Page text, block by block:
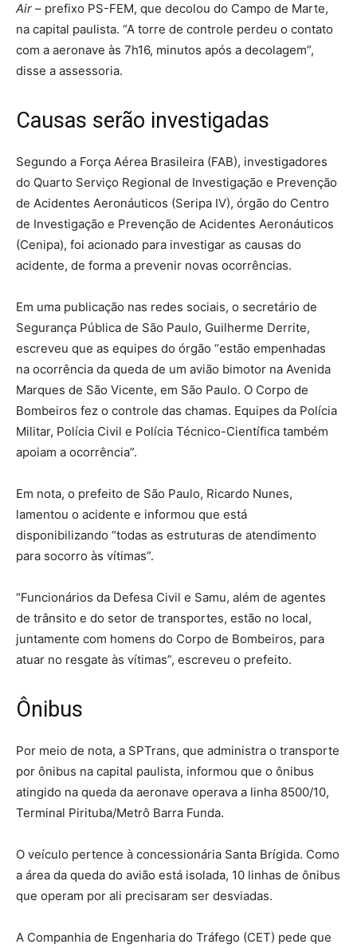
Air – prefixo PS-FEM, que decolou do Campo de Marte,
na capital paulista. “A torre de controle perdeu o contato
com a aeronave às 7h16, minutos após a decolagem”,
disse a assessoria.
Causas serão investigadas
Segundo a Força Aérea Brasileira (FAB), investigadores
do Quarto Serviço Regional de Investigação e Prevenção
de Acidentes Aeronáuticos (Seripa IV), órgão do Centro
de Investigação e Prevenção de Acidentes Aeronáuticos
(Cenipa), foi acionado para investigar as causas do
acidente, de forma a prevenir novas ocorrências.
Em uma publicação nas redes sociais, o secretário de
Segurança Pública de São Paulo, Guilherme Derrite,
escreveu que as equipes do órgão “estão empenhadas
na ocorrência da queda de um avião bimotor na Avenida
Marques de São Vicente, em São Paulo. O Corpo de
Bombeiros fez o controle das chamas. Equipes da Polícia
Militar, Polícia Civil e Polícia Técnico-Científica também
apoiam a ocorrência”.
Em nota, o prefeito de São Paulo, Ricardo Nunes,
lamentou o acidente e informou que está
disponibilizando “todas as estruturas de atendimento
para socorro às vítimas”.
“Funcionários da Defesa Civil e Samu, além de agentes
de trânsito e do setor de transportes, estão no local,
juntamente com homens do Corpo de Bombeiros, para
atuar no resgate às vítimas”, escreveu o prefeito.
Ônibus
Por meio de nota, a SPTrans, que administra o transporte
por ônibus na capital paulista, informou que o ônibus
atingido na queda da aeronave operava a linha 8500/10,
Terminal Pirituba/Metrô Barra Funda.
O veículo pertence à concessionária Santa Brígida. Como
a área da queda do avião está isolada, 10 linhas de ônibus
que operam por ali precisaram ser desviadas.
A Companhia de Engenharia do Tráfego (CET) pede que